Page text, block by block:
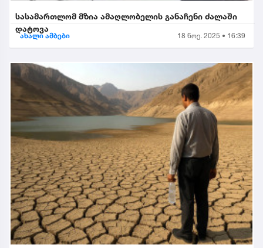
სასამართლომ მზია ამაღლობელის განაჩენი ძალაში
დატოვა
ახალი ამბები 18 ნოე. 2025 • 16:39